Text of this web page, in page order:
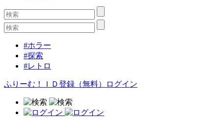
#ホラー
#探索
#レトロ
ふりーむ！ＩＤ登録（無料） ログイン